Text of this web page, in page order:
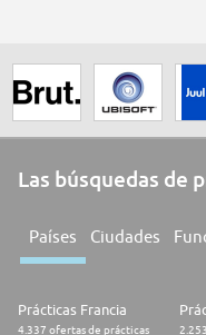
Las búsquedas de
Países Ciudades
Prácticas Francia
4.337 ofertas de prácticas